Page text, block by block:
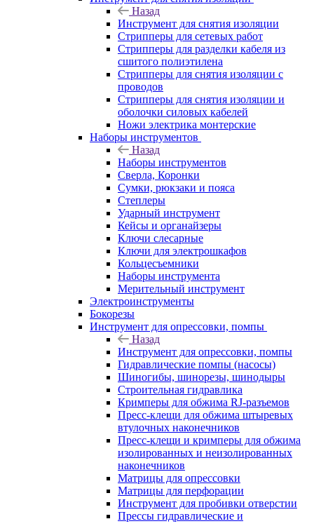
Назад
Инструмент для снятия изоляции
Стрипперы для сетевых работ
Стрипперы для разделки кабеля из
сшитого полиэтилена
Cтрипперы для снятия изоляции с
проводов
Стрипперы для снятия изоляции и
оболочки силовых кабелей
Ножи электрика монтерские
Наборы инструментов
Назад
Наборы инструментов
Сверла, Коронки
Сумки, рюкзаки и пояса
Степлеры
Ударный инструмент
Кейсы и органайзеры
Ключи слесарные
Ключи для электрошкафов
Кольцесъемники
Наборы инструмента
Мерительный инструмент
Электроинструменты
Бокорезы
Инструмент для опрессовки, помпы
Назад
Инструмент для опрессовки, помпы
Гидравлические помпы (насосы)
Шиногибы, шинорезы, шинодыры
Строительная гидравлика
Кримперы для обжима RJ-разъемов
Пресс-клещи для обжима штыревых
втулочных наконечников
Пресс-клещи и кримперы для обжима
изолированных и неизолированных
наконечников
Матрицы для опрессовки
Матрицы для перфорации
Инструмент для пробивки отверстии
Прессы гидравлические и